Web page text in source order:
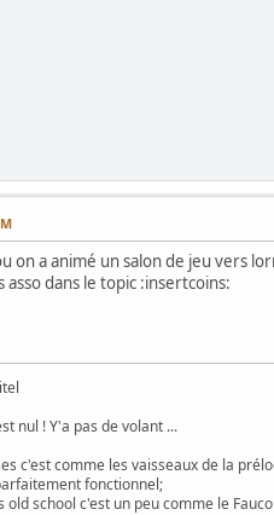
on a animé un salon de jeu vers
asso dans le topic :insertcoins:
nul ! Y'a pas de volant ...
c'est comme les vaisseaux de la
fonctionnel;
old school c'est un peu comme le